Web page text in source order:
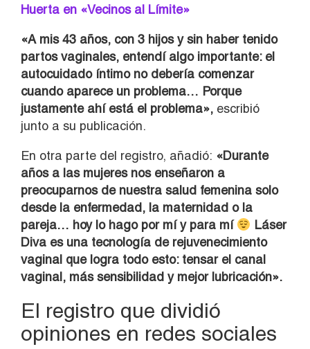
Huerta en «Vecinos al Límite»
«A mis 43 años, con 3 hijos y sin haber tenido
partos vaginales, entendí algo importante: el
autocuidado íntimo no debería comenzar
cuando aparece un problema… Porque
justamente ahí está el problema», escribió
junto a su publicación.
En otra parte del registro, añadió: «Durante
años a las mujeres nos enseñaron a
preocuparnos de nuestra salud femenina solo
desde la enfermedad, la maternidad o la
pareja… hoy lo hago por mí y para mí
Láser
Diva es una tecnología de rejuvenecimiento
vaginal que logra todo esto: tensar el canal
vaginal, más sensibilidad y mejor lubricación».
El registro que dividió
opiniones en redes sociales